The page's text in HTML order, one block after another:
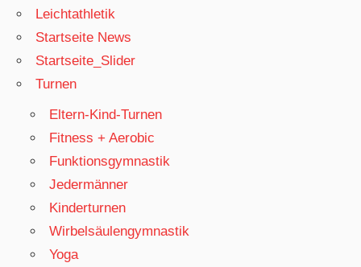
Leichtathletik
Startseite News
Startseite_Slider
Turnen
Eltern-Kind-Turnen
Fitness + Aerobic
Funktionsgymnastik
Jedermänner
Kinderturnen
Wirbelsäulengymnastik
Yoga